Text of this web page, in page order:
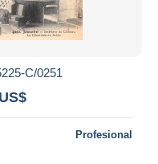
C/0251
Profesional